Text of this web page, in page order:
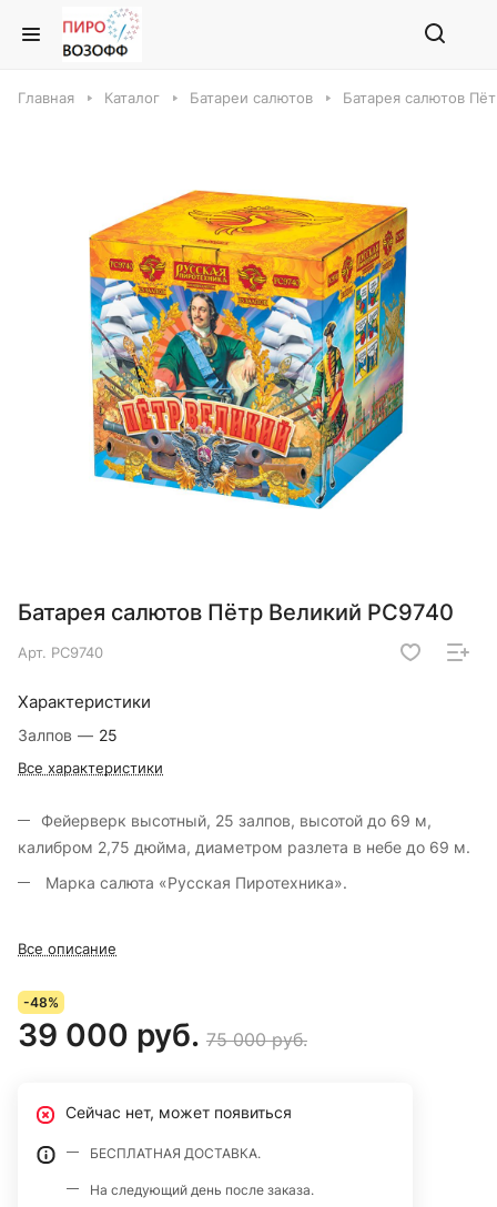
Главная Каталог Батареи салютов Батарея салютов
Батарея салютов Пётр Великий РС9740
Арт. РС9740
Характеристики
Залпов — 25
Все характеристики
Фейерверк высотный, 25 залпов, высотой до 69 м,
калибром 2,75 дюйма, диаметром разлета в небе до 69 м.
Марка салюта «Русская Пиротехника».
Все описание
-48%
39 000 руб. 75 000 руб.
Сейчас нет, может появиться
БЕСПЛАТНАЯ ДОСТАВКА.
На следующий день после заказа.